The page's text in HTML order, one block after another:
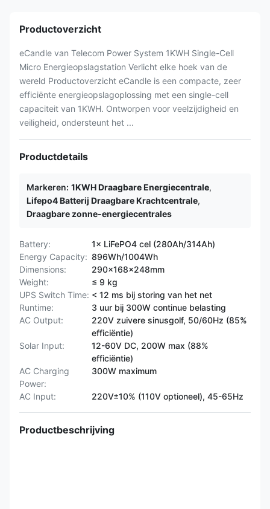
Productoverzicht
eCandle van Telecom Power System 1KWH Single-Cell
Micro Energieopslagstation Verlicht elke hoek van de
wereld Productoverzicht eCandle is een compacte, zeer
efficiënte energieopslagoplossing met een single-cell
capaciteit van 1KWH. Ontworpen voor veelzijdigheid en
veiligheid, ondersteunt het ...
Productdetails
Markeren: 1KWH Draagbare Energiecentrale,
Lifepo4 Batterij Draagbare Krachtcentrale,
Draagbare zonne-energiecentrales
​​Battery​:
1× LiFePO4 cel (280Ah/314Ah)
​​Energy Capacity​: 896Wh/1004Wh
​​Dimensions​:
290×168×248mm
​​Weight​:
≤ 9 kg
UPS Switch Time: < 12 ms bij storing van het net
Runtime:
3 uur bij 300W continue belasting
AC Output:
220V zuivere sinusgolf, 50/60Hz (85%
efficiëntie)
Solar Input:
12-60V DC, 200W max (88%
efficiëntie)
AC Charging
Power:
300W maximum
AC Input: 220V±10% (110V optioneel), 45-65Hz
Productbeschrijving